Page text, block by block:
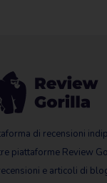
di recensioni
piattaforme Review
e articoli di